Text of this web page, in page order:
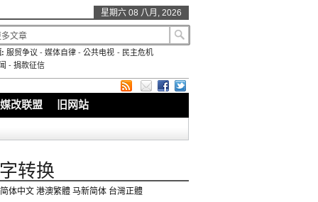
星期六 08 八月, 2026
: 服贸争议 -媒体自律 -公共电视 - 民主危机
- 捐款征信
改联盟 旧网站
转换
简体中文 港澳繁體 马新简体 台灣正體